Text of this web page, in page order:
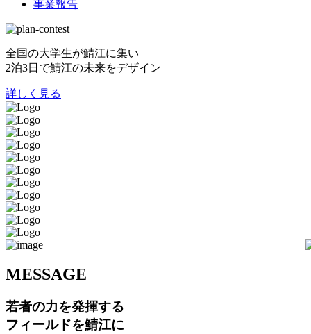
事業報告
全国の大学生が鯖江に集い
2泊3日で鯖江の未来をデザイン
詳しく見る
MESSAGE
若者の力を発揮する
フィールドを鯖江に